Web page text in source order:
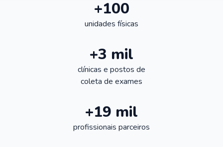
+100
unidades físicas
+3 mil
clínicas e postos de
coleta de exames
+19 mil
profissionais parceiros